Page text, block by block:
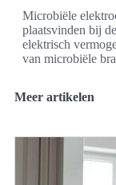
Microbiële
plaatsvinden bij
elektrisch
van microbiële
Meer artikelen